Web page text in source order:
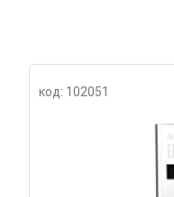
код: 102051